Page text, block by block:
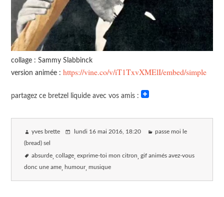
collage : Sammy Slabbinck
version animée :https://vine.co/v/iT1TxvXMElI/embed/simple
partagez ce bretzel liquide avec vos amis :
yves brette lundi 16 mai 2016, 18:20 passe moi le
(bread) sel
absurde collage exprime-toi mon citron gif animés avez-vous
donc une ame humour musique